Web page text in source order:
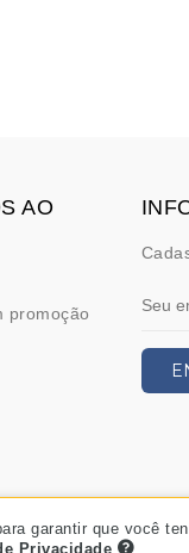
garantir que você
Privacidade
AO
promoção